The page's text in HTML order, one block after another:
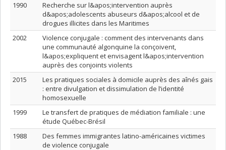
1990
Recherche sur l&apos;intervention auprès
d&apos;adolescents abuseurs d&apos;alcool et de
drogues illicites dans les Maritimes
2002
Violence conjugale : comment des intervenants dans
une communauté algonquine la conçoivent,
l&apos;expliquent et envisagent l&apos;intervention
auprès des conjoints violents
2015
Les pratiques sociales à domicile auprès des aînés gais
: entre divulgation et dissimulation de l’identité
homosexuelle
1999
Le transfert de pratiques de médiation familiale : une
étude Québec-Brésil
1988
Des femmes immigrantes latino-américaines victimes
de violence conjugale